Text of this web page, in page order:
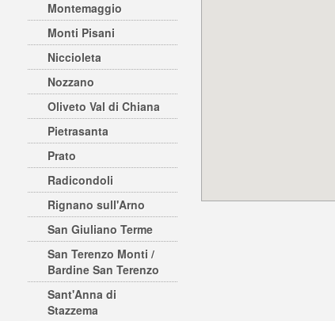
Montemaggio
Monti Pisani
Niccioleta
Nozzano
Oliveto Val di Chiana
Pietrasanta
Prato
Radicondoli
Rignano sull'Arno
San Giuliano Terme
San Terenzo Monti /
Bardine San Terenzo
Sant'Anna di
Stazzema